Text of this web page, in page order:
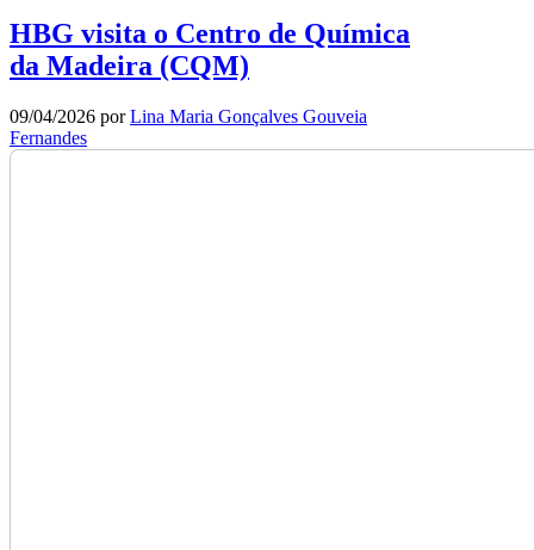
HBG visita o Centro de Química
da Madeira (CQM)
09/04/2026 porLina Maria Gonçalves Gouveia
Fernandes